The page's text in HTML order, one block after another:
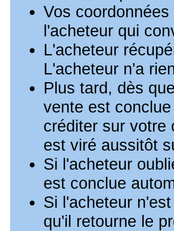
Vos
l'acheteur qui
L'acheteur
L'acheteur n'a
Plus tard, dès
vente est
créditer sur votre
est viré aussitôt
Si l'acheteur
est conclue
Si l'acheteur
qu'il retourne le